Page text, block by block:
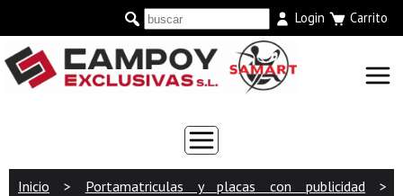
Login Carrito
Inicio > Portamatriculas y placas con publicidad >